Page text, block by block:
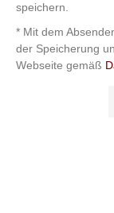
speichern.
* Mit dem
der Speicherung
Webseite gemäß